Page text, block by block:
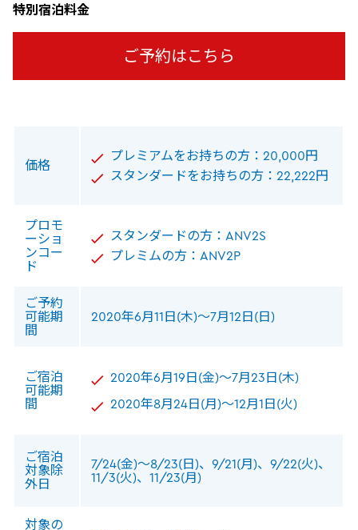
特別宿泊料金
ご予約はこちら
価格
プレミアムをお持ちの方：20,000円
スタンダードをお持ちの方：22,222円
プロモ
ーショ
ンコー
ド
スタンダードの方：ANV2S
プレミムの方：ANV2P
ご予約
可能期
間
2020年6月11日(木)～7月12日(日)
ご宿泊
可能期
間
2020年6月19日(金)～7月23日(木)
2020年8月24日(月)～12月1日(火)
ご宿泊
対象除
外日
7/24(金)～8/23(日)、9/21(月)、9/22(火)、
11/3(火)、11/23(月)
対象の